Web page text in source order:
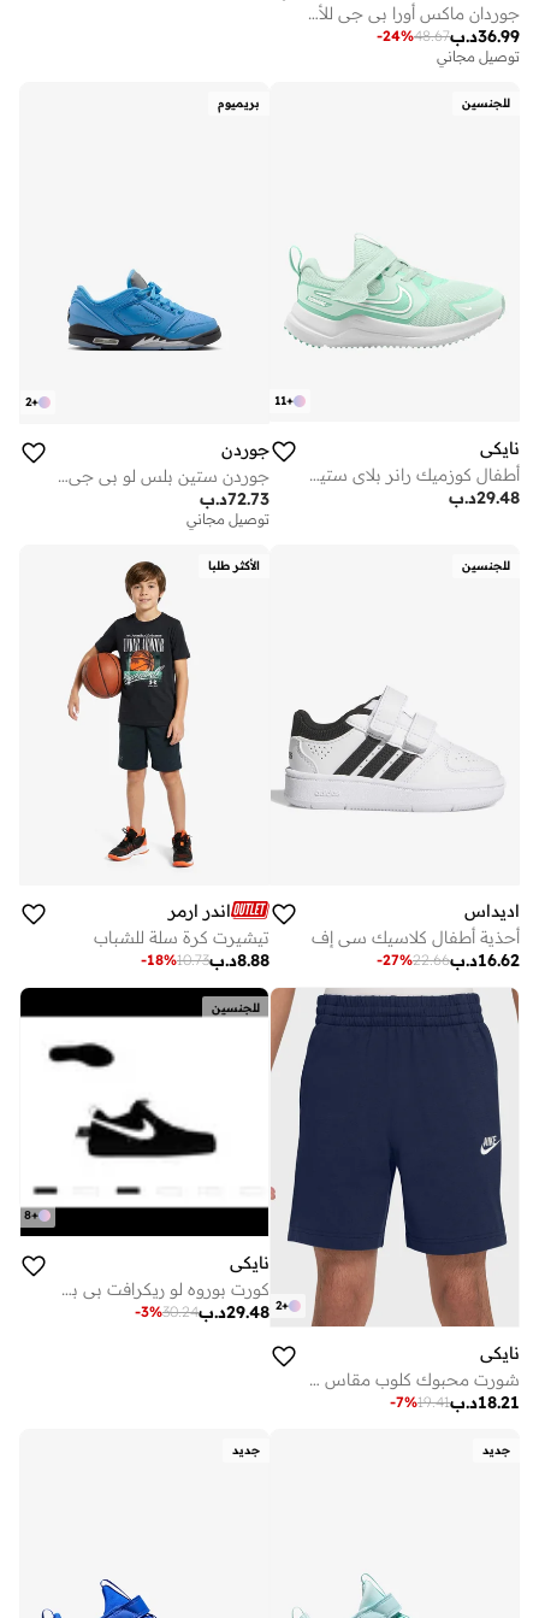
جوردان ماكس أورا بي جي للأطفال
د.ب36.99
48.67
-24%
توصيل مجاني
للجنسين
+
11
نايكي
أطفال كوزميك رانر بلاي ستيشن
د.ب29.48
بريميوم
+
2
جوردن
جوردن ستين بلس لو بي جي للشباب
د.ب72.73
توصيل مجاني
للجنسين
اديداس
أحذية أطفال كلاسيك سي إف
د.ب16.62
22.66
-27%
الأكثر طلبا
اندر ارمر
تيشيرت كرة سلة للشباب
د.ب8.88
10.73
-18%
+
2
نايكي
شورت محبوك كلوب مقاس 6 بوصة من نايكي سبورتسوير
د.ب18.21
19.41
-7%
للجنسين
+
8
نايكي
كورت بوروه لو ريكرافت بي بي في
د.ب29.48
30.24
-3%
جديد جديد